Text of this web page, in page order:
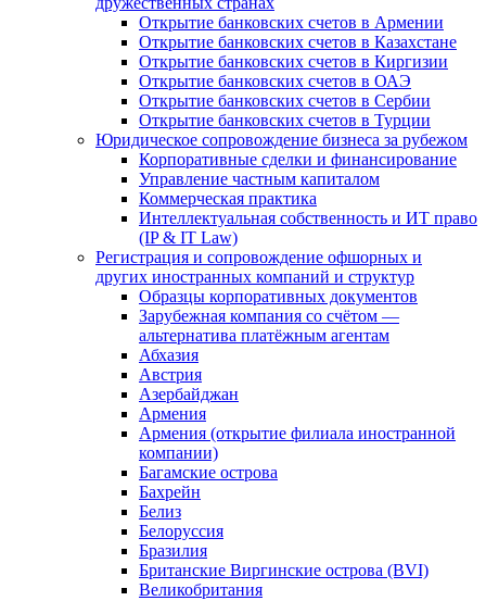
Открытие банковских счетов в Армении
Открытие банковских счетов в Казахстане
Открытие банковских счетов в Киргизии
Открытие банковских счетов в ОАЭ
Открытие банковских счетов в Сербии
Открытие банковских счетов в Турции
Юридическое сопровождение бизнеса за рубежом
Корпоративные сделки и финансирование
Управление частным капиталом
Коммерческая практика
Интеллектуальная собственность и ИТ право
(IP & IT Law)
Регистрация и сопровождение офшорных и
других иностранных компаний и структур
Образцы корпоративных документов
Зарубежная компания со счётом —
альтернатива платёжным агентам
Абхазия
Австрия
Азербайджан
Армения
Армения (открытие филиала иностранной
компании)
Багамские острова
Бахрейн
Белиз
Белоруссия
Бразилия
Британские Виргинские острова (BVI)
Великобритания